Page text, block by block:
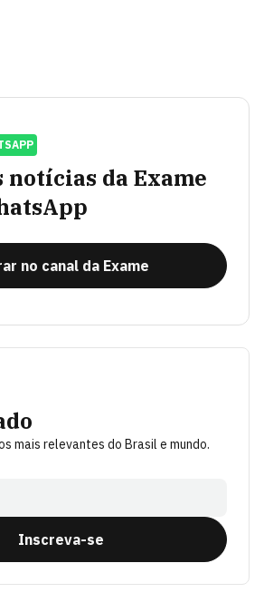
notícias da Exame
no canal da Exame
mais relevantes do Brasil e mundo.
Inscreva-se